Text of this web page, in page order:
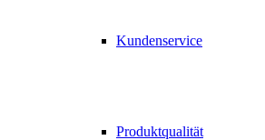
Kundenservice
Produktqualität